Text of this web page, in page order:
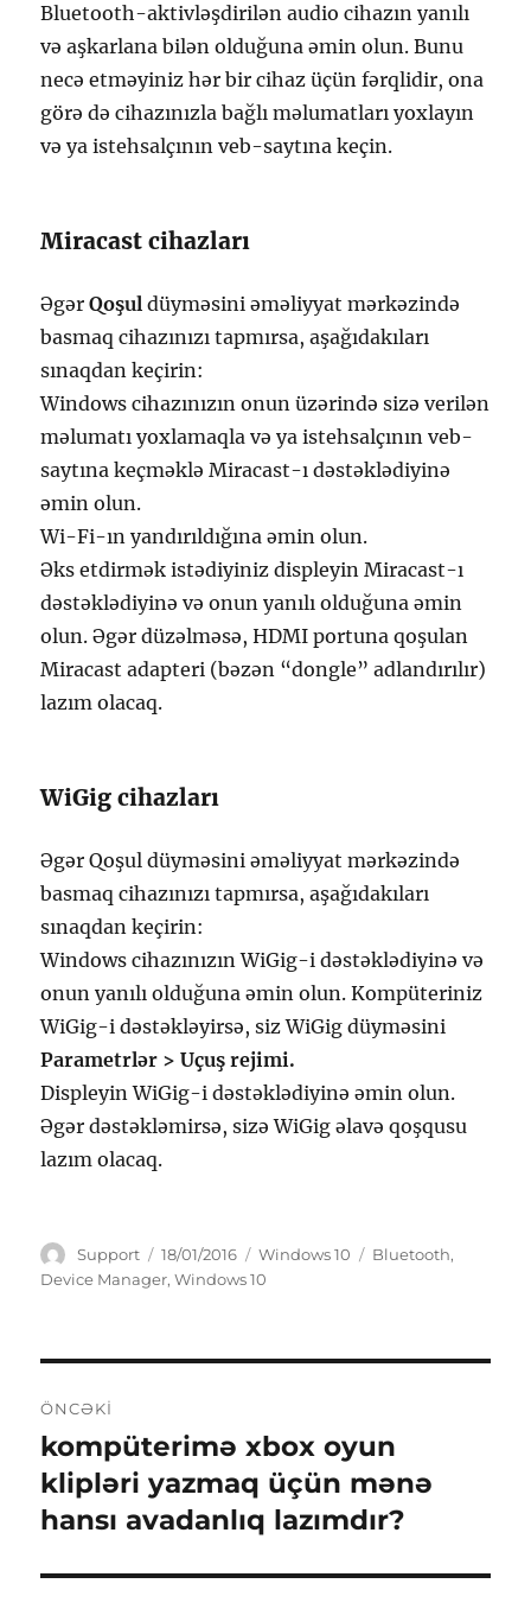
Bluetooth-aktivləşdirilən audio cihazın yanılı
və aşkarlana bilən olduğuna əmin olun. Bunu
necə etməyiniz hər bir cihaz üçün fərqlidir, ona
görə də cihazınızla bağlı məlumatları yoxlayın
və ya istehsalçının veb-saytına keçin.
Miracast cihazları
ƏgərQoşul düyməsini əməliyyat mərkəzində
basmaq cihazınızı tapmırsa, aşağıdakıları
sınaqdan keçirin:
Windows cihazınızın onun üzərində sizə verilən
məlumatı yoxlamaqla və ya istehsalçının veb-
saytına keçməklə Miracast-ı dəstəklədiyinə
əmin olun.
Wi-Fi-ın yandırıldığına əmin olun.
Əks etdirmək istədiyiniz displeyin Miracast-ı
dəstəklədiyinə və onun yanılı olduğuna əmin
olun. Əgər düzəlməsə, HDMI portuna qoşulan
Miracast adapteri (bəzən “dongle” adlandırılır)
lazım olacaq.
WiGig cihazları
Əgər Qoşul düyməsini əməliyyat mərkəzində
basmaq cihazınızı tapmırsa, aşağıdakıları
sınaqdan keçirin:
Windows cihazınızın WiGig-i dəstəklədiyinə və
onun yanılı olduğuna əmin olun. Kompüteriniz
WiGig-i dəstəkləyirsə, siz WiGig düyməsini
Parametrlər > Uçuş rejimi.
Displeyin WiGig-i dəstəklədiyinə əmin olun.
Əgər dəstəkləmirsə, sizə WiGig əlavə qoşqusu
lazım olacaq.
Müəllif
Support
Yayım
tarixi
18/01/2016 Kateqoriyalar
Windows 10 Etiketlər
Bluetooth,
Device Manager,Windows 10
naviqasiyası
ÖNCƏKI
Öncəki
yazı:
kompüterimə xbox oyun
klipləri yazmaq üçün mənə
hansı avadanlıq lazımdır?